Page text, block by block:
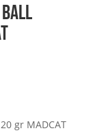
Ball
gr MADCAT